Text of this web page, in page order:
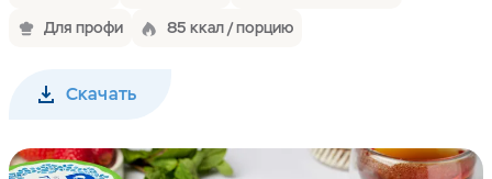
Для профи
85 ккал / порцию
Скачать